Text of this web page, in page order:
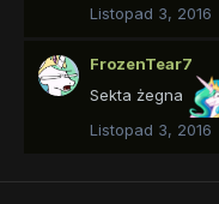
Listopad 3, 2016
FrozenTear7
Sekta żegna
Listopad 3, 2016